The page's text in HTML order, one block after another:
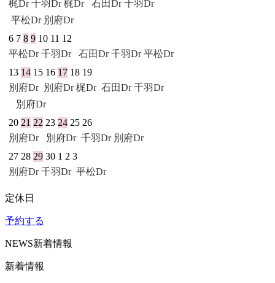
梶Dr 千羽Dr 梶Dr 石田Dr 千羽Dr
平松Dr 別府Dr
6 7 8 9 10 11 12
平松Dr 千羽Dr 石田Dr 千羽Dr 平松Dr
13 14 15 16 17 18 19
別府Dr 別府Dr 梶Dr 石田Dr 千羽Dr
別府Dr
20 21 22 23 24 25 26
別府Dr
別府Dr 千羽Dr 別府Dr
27 28 29 30 1 2 3
別府Dr 千羽Dr 平松Dr
定休日
予約する
NEWS新着情報
新着情報